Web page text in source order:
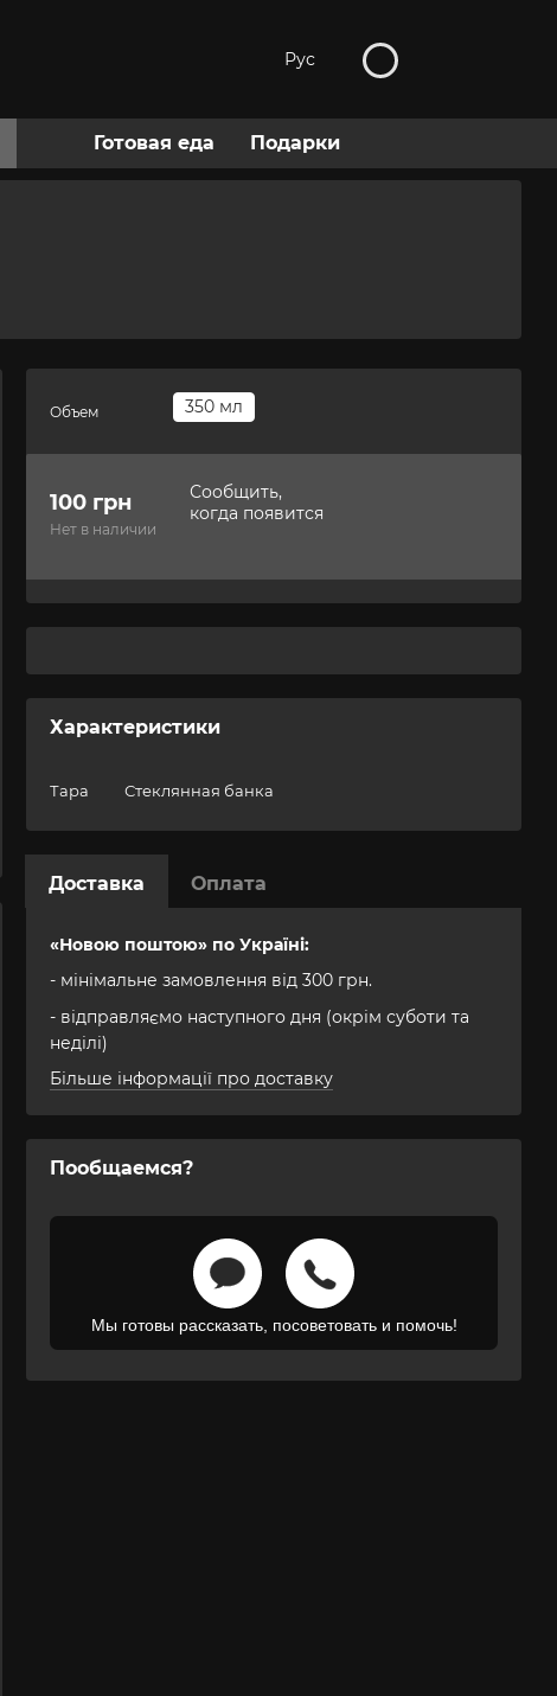
Рус
Готовая еда Подарки
Объем 350 мл
100 грн
Нет в наличии
Сообщить,
когда появится
Характеристики
Тара Стеклянная банка
Доставка Оплата
«Новою поштою» по Україні:
- мінімальне замовлення від 300 грн.
- відправляємо наступного дня (окрім суботи та
неділі)
Більше інформації про доставку
Пообщаемся?